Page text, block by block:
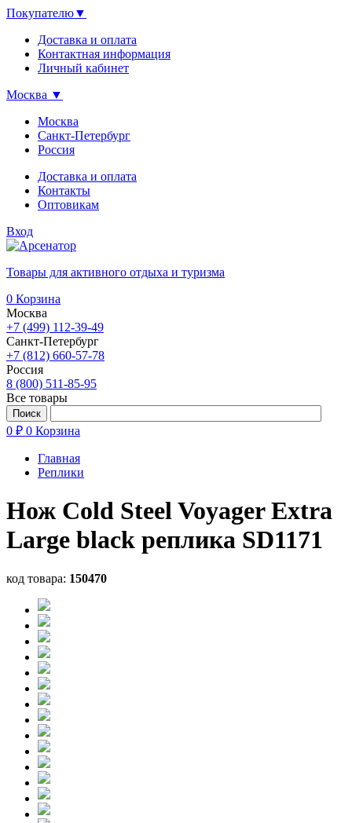
Покупателю▼
Доставка и оплата
Контактная информация
Личный кабинет
Москва ▼
Москва
Санкт-Петербург
Россия
Доставка и оплата
Контакты
Оптовикам
Вход
Товары для активного отдыха и туризма
0 Корзина
Москва
+7 (499) 112-39-49
Санкт-Петербург
+7 (812) 660-57-78
Россия
8 (800) 511-85-95
Все товары
0 ₽ 0 Корзина
Главная
Реплики
Нож Cold Steel Voyager Extra
Large black реплика SD1171
код товара: 150470